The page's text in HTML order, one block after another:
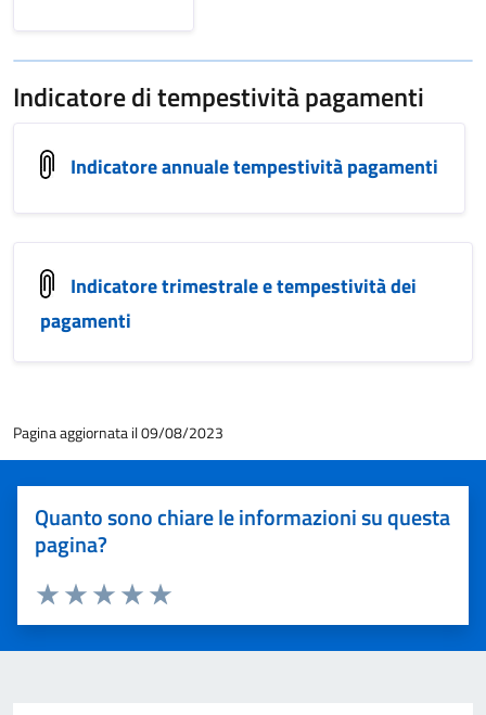
Indicatore di tempestività pagamenti
Indicatore annuale tempestività pagamenti
Indicatore trimestrale e tempestività dei
pagamenti
Pagina aggiornata il 09/08/2023
Quanto sono chiare le informazioni su questa
pagina?
Valuta 5 stelle su 5
Valuta 4 stelle su 5
Valuta 3 stelle su 5
Valuta 2 stelle su 5
Valuta 1 stelle su 5